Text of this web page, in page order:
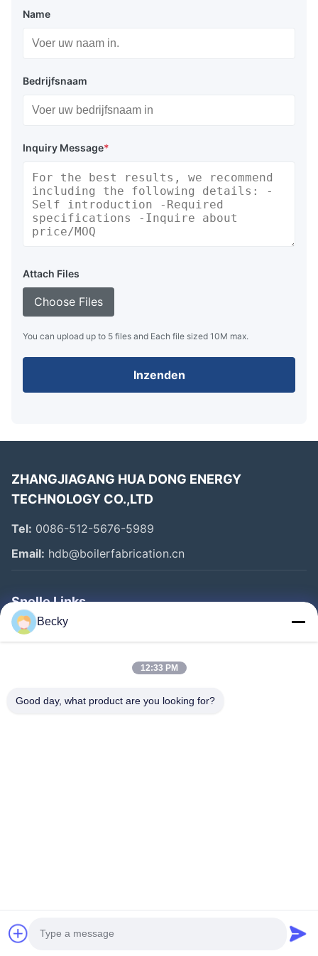
Name
Bedrijfsnaam
Inquiry Message*
Attach Files
Choose Files
You can upload up to 5 files and Each file sized 10M max.
Inzenden
ZHANGJIAGANG HUA DONG ENERGY
TECHNOLOGY CO.,LTD
Tel: 0086-512-5676-5989
Email: hdb@boilerfabrication.cn
Snelle Links
Huis
Fabrieksreis
©2020- ZHANGJIAGANG HUA DONG ENERGY TECHNOLOGY CO.,LTD.
Alle rechten voorbehouden
Becky
12:33 PM
Good day, what product are you looking for?